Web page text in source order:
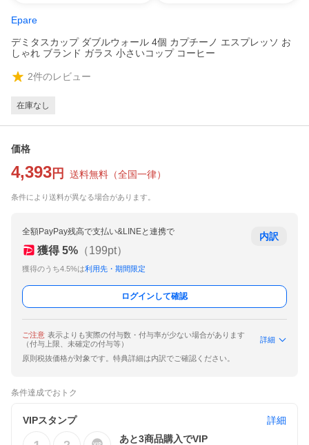
Epare
デミタスカップ ダブルウォール 4個 カプチーノ エスプレッソ お
しゃれ ブランド ガラス 小さいコップ コーヒー
2件のレビュー
在庫なし
価格
4,393 円 送料無料 （全国一律）
条件により送料が異なる場合があります。
全額PayPay残高で支払い&LINEと連携で
獲得 5% （199pt）
獲得のうち4.5%は利用先・期間限定
内訳
ログインして確認
ご注意 表示よりも実際の付与数・付与率が少ない場合があります
（付与上限、未確定の付与等）
詳細
原則税抜価格が対象です。特典詳細は内訳でご確認ください。
条件達成でおトク
VIPスタンプ
詳細
あと3商品購入でVIP